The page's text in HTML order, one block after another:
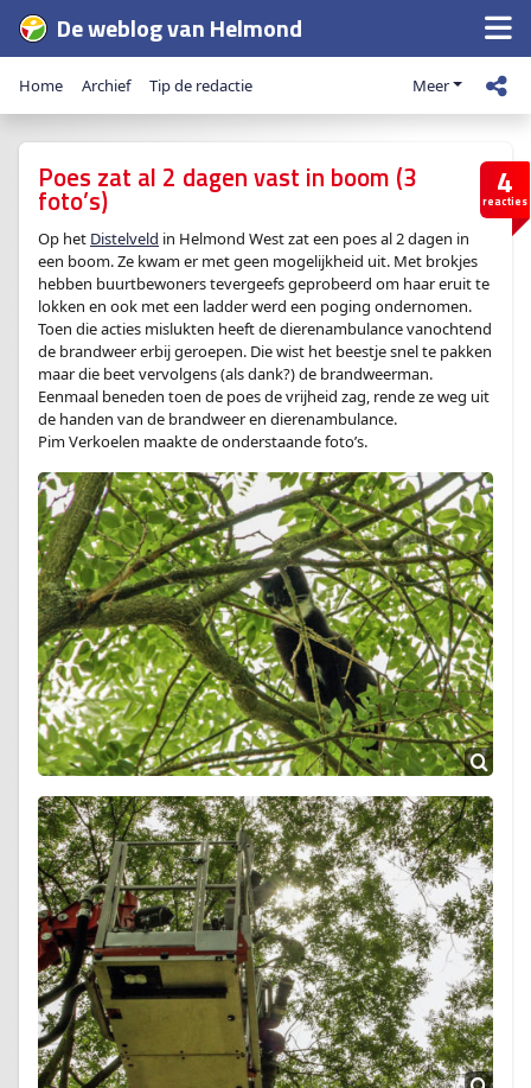
De weblog van Helmond
Home Archief Tip de redactie Meer
4
reacties
Poes zat al 2 dagen vast in boom (3
foto’s)
Op het Distelveld in Helmond West zat een poes al 2 dagen in
een boom. Ze kwam er met geen mogelijkheid uit. Met brokjes
hebben buurtbewoners tevergeefs geprobeerd om haar eruit te
lokken en ook met een ladder werd een poging ondernomen.
Toen die acties mislukten heeft de dierenambulance vanochtend
de brandweer erbij geroepen. Die wist het beestje snel te pakken
maar die beet vervolgens (als dank?) de brandweerman.
Eenmaal beneden toen de poes de vrijheid zag, rende ze weg uit
de handen van de brandweer en dierenambulance.
Pim Verkoelen maakte de onderstaande foto’s.